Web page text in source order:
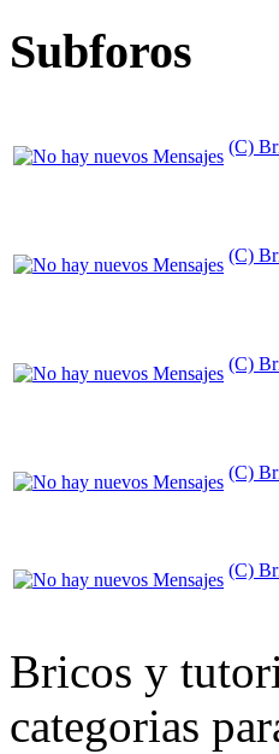
Subforos
(C)
(C)
(C)
(C)
(C)
Bricos y
categorias